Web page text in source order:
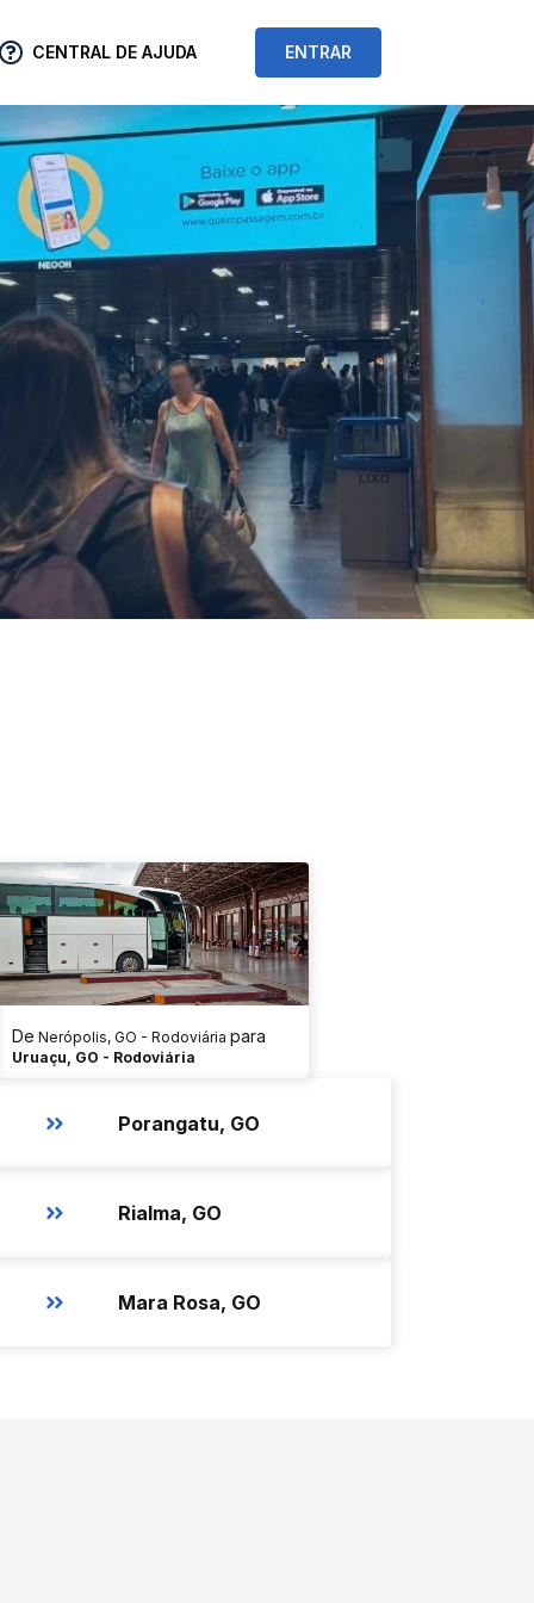
CENTRAL DE AJUDA ENTRAR
De Nerópolis, GO - Rodoviária para
Uruaçu, GO - Rodoviária
Porangatu, GO
Rialma, GO
Mara Rosa, GO